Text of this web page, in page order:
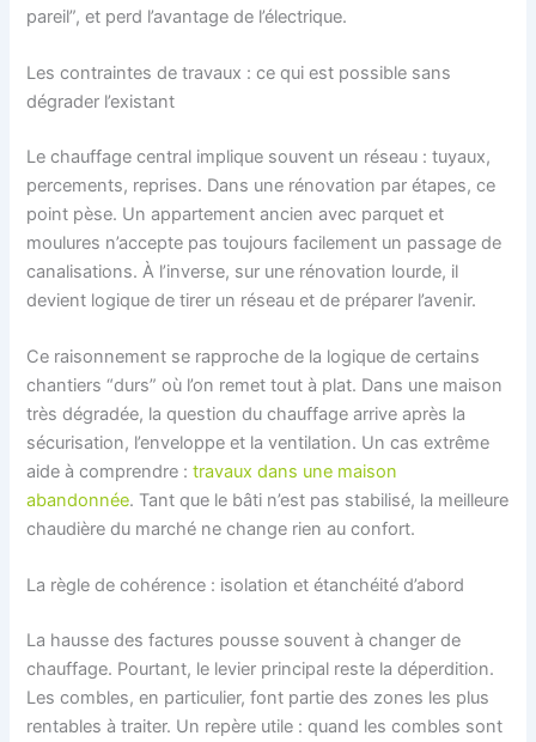
pareil”, et perd l’avantage de l’électrique.
Les contraintes de travaux : ce qui est possible sans
dégrader l’existant
Le chauffage central implique souvent un réseau : tuyaux,
percements, reprises. Dans une rénovation par étapes, ce
point pèse. Un appartement ancien avec parquet et
moulures n’accepte pas toujours facilement un passage de
canalisations. À l’inverse, sur une rénovation lourde, il
devient logique de tirer un réseau et de préparer l’avenir.
Ce raisonnement se rapproche de la logique de certains
chantiers “durs” où l’on remet tout à plat. Dans une maison
très dégradée, la question du chauffage arrive après la
sécurisation, l’enveloppe et la ventilation. Un cas extrême
aide à comprendre :travaux dans une maison
abandonnée. Tant que le bâti n’est pas stabilisé, la meilleure
chaudière du marché ne change rien au confort.
La règle de cohérence : isolation et étanchéité d’abord
La hausse des factures pousse souvent à changer de
chauffage. Pourtant, le levier principal reste la déperdition.
Les combles, en particulier, font partie des zones les plus
rentables à traiter. Un repère utile : quand les combles sont